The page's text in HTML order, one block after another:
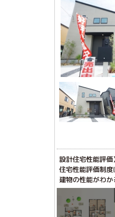
設計住宅性能評
住宅性能評価制